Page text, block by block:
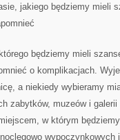
jakiego będziemy mieli
będziemy mieli
o komplikacjach.
a niekiedy wybieramy
zabytków, muzeów i
w którym